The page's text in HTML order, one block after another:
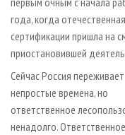
года, когда
сертификации пришла на
приостановившей
Сейчас Россия переживает
непростые времена, но
ответственное
ненадолго.